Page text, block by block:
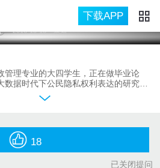
下载APP
2016-10-10 未知
管理专业的大四学生，正在做毕业论
数据时代下公民隐私权利表达的研究方
论文的样本量，故而在澎湃问吧建立这
想收集的样本是：公民如果知道其个人
遭遇，欢迎给我的话题留言，因为我也
私权利保护，我的了解并不充分，我更
到的情况和处理方式。你的信息，我仅
如果你能匿名提问就更好了。（提问字
18
已关闭提问